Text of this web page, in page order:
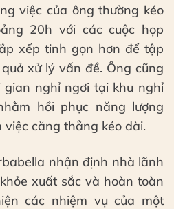
việc của ông thường kéo
20h với các cuộc họp
xếp tinh gọn hơn để tập
xử lý vấn đề. Ông cũng
nghỉ ngơi tại khu nghỉ
hồi phục năng lượng
căng thẳng kéo dài.
nhận định nhà lãnh
xuất sắc và hoàn toàn
các nhiệm vụ của một